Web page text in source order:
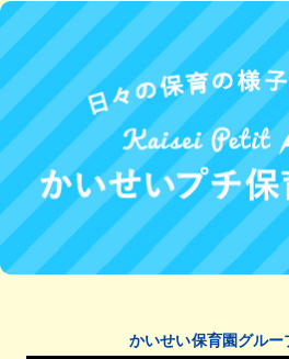
かいせい保育園グルー